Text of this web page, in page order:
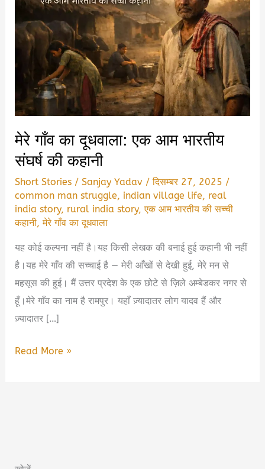
मेरे गाँव का दूधवाला: एक आम भारतीय
संघर्ष की कहानी
Short Stories /Sanjay Yadav /दिसम्बर 27, 2025 /
common man struggle, indian village life, real
india story, rural india story,एक आम भारतीय की सच्ची
कहानी,मेरे गाँव का दूधवाला
यह कोई कल्पना नहीं है।यह किसी लेखक की बनाई हुई कहानी भी नहीं
है।यह मेरे गाँव की सच्चाई है — मेरी आँखों से देखी हुई, मेरे मन से
महसूस की हुई। मैं उत्तर प्रदेश के एक छोटे से ज़िले अम्बेडकर नगर से
हूँ।मेरे गाँव का नाम है रामपुर। यहाँ ज़्यादातर लोग यादव हैं और
ज़्यादातर […]
मेरे
Read More »